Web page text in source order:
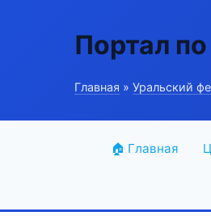
Портал
Главная » Уральский
🏠 Главная